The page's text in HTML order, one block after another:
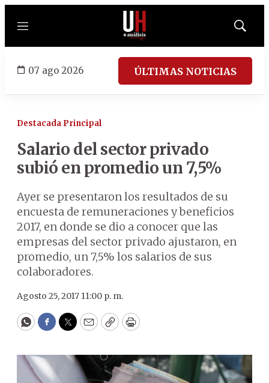
Menú
Mostrar
07 ago 2026 ÚLTIMAS NOTICIAS
Destacada Principal
Salario del sector privado
subió en promedio un 7,5%
Ayer se presentaron los resultados de su
encuesta de remuneraciones y beneficios
2017, en donde se dio a conocer que las
empresas del sector privado ajustaron, en
promedio, un 7,5% los salarios de sus
colaboradores.
Agosto 25, 2017 11:00 p. m.
WhatsApp
Facebook
Twitter
EmailCopyPrint